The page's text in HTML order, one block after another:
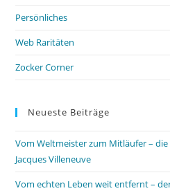
Persönliches
Web Raritäten
Zocker Corner
Neueste Beiträge
Vom Weltmeister zum Mitläufer –
Jacques Villeneuve
Vom echten Leben weit entfernt –